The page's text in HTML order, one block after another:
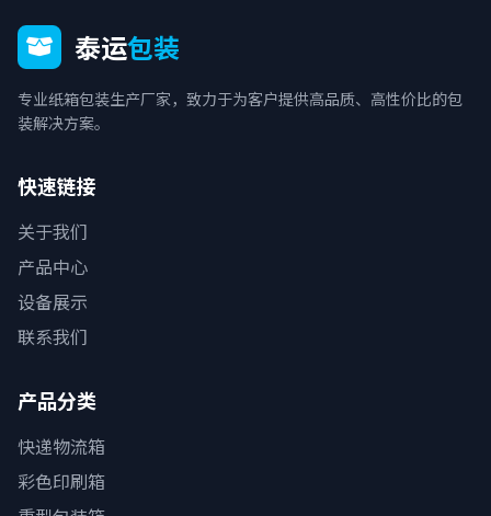
泰运包装
专业纸箱包装生产厂家，致力于为客户提供高品质、高性价比的包
装解决方案。
快速链接
关于我们
产品中心
设备展示
联系我们
产品分类
快递物流箱
彩色印刷箱